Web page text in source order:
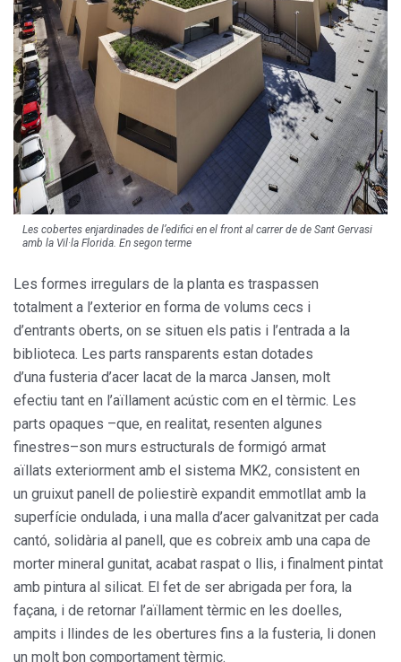
Les cobertes enjardinades de l’edifici en el front al carrer de de Sant Gervasi
amb la Vil·la Florida. En segon terme
Les formes irregulars de la planta es traspassen
totalment a l’exterior en forma de volums cecs i
d’entrants oberts, on se situen els patis i l’entrada a la
biblioteca. Les parts ransparents estan dotades
d’una fusteria d’acer lacat de la marca Jansen, molt
efectiu tant en l’aïllament acústic com en el tèrmic. Les
parts opaques –que, en realitat, resenten algunes
finestres–son murs estructurals de formigó armat
aïllats exteriorment amb el sistema MK2, consistent en
un gruixut panell de poliestirè expandit emmotllat amb la
superfície ondulada, i una malla d’acer galvanitzat per cada
cantó, solidària al panell, que es cobreix amb una capa de
morter mineral gunitat, acabat raspat o llis, i finalment pintat
amb pintura al silicat. El fet de ser abrigada per fora, la
façana, i de retornar l’aïllament tèrmic en les doelles,
ampits i llindes de les obertures fins a la fusteria, li donen
un molt bon comportament tèrmic.